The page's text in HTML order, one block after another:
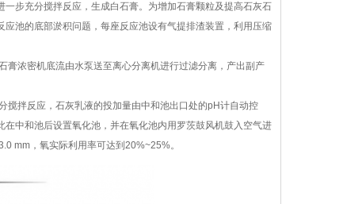
步充分搅拌反应，生成白石膏。为增加石膏颗粒及提高石灰石
池的底部淤积问题，每座反应池设有气提排渣装置，利用压缩
膏浓密机底流由水泵送至离心分离机进行过滤分离，产出副产
搅拌反应，石灰乳液的投加量由中和池出口处的pH计自动控
中和池后设置氧化池，并在氧化池内用罗茨鼓风机鼓入空气进
mm，氧实际利用率可达到20%~25%。